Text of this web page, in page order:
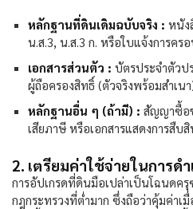
หลักฐานที่ดินเดิมฉบับจริง : หนัง
น.ส.3, น.ส.3 ก. หรือใบแจ้งการคร
เอกสารส่วนตัว : บัตรประจำตัวป
ผู้ถือครองสิทธิ์ (ตัวจริงพร้อมสำเน
หลักฐานอื่น ๆ (ถ้ามี) : สัญญาซื้อ
เสียภาษี หรือเอกสารแสดงการสืบ
2. เตรียมค่าใช้จ่ายในการด
การอัปเกรดที่ดินมือเปล่าเป็นโฉนดค
กฎกระทรวงที่ต่ำมาก ซึ่งถือว่าคุ้มค่า